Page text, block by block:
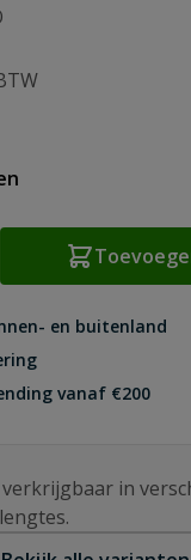
en buitenland
vanaf €200
in